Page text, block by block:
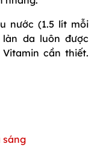
nước (1.5 lít mỗi
da luôn được
cần thiết.
sáng